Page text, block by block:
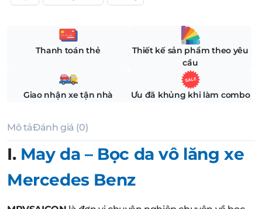
Thanh toán thẻ
Thiết kế sản phẩm theo yêu
cầu
Giao nhận xe tận nhà Ưu đã khủng khi làm combo
Mô tảĐánh giá (0)
I. May da – Bọc da vô lăng xe
Mercedes Benz